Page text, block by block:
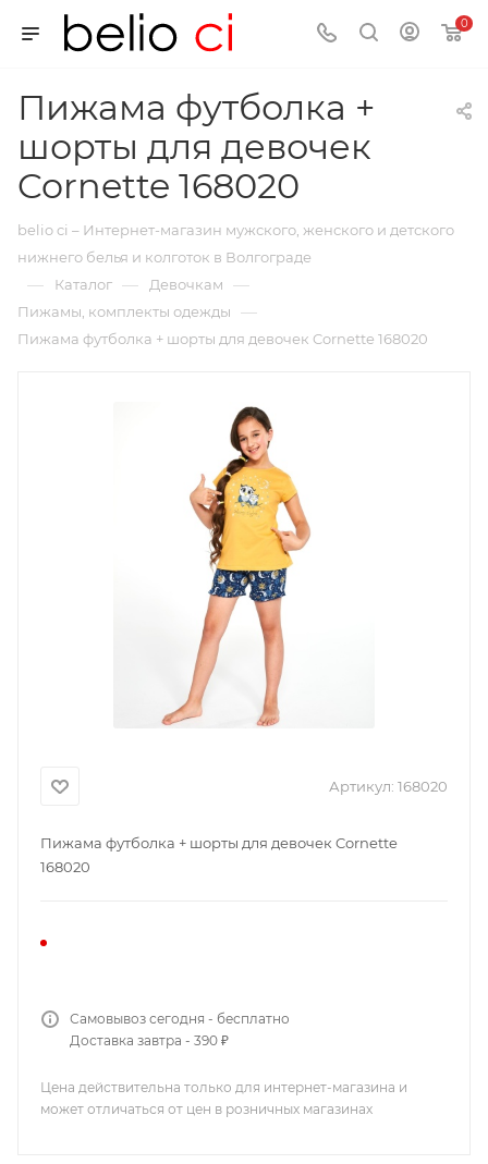
0
Пижама футболка +
шорты для девочек
Cornette 168020
belio ci – Интернет-магазин мужского, женского и детского
нижнего белья и колготок в Волгограде
— Каталог — Девочкам —
Пижамы, комплекты одежды —
Пижама футболка + шорты для девочек Cornette 168020
Артикул: 168020
Пижама футболка + шорты для девочек Cornette
168020
Самовывоз сегодня - бесплатно
Доставка завтра - 390 ₽
Цена действительна только для интернет-магазина и
может отличаться от цен в розничных магазинах